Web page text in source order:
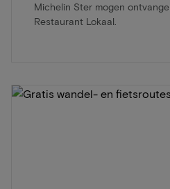
Michelin Ster mogen
Restaurant Lokaal.